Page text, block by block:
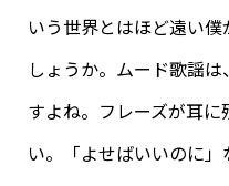
いう世界とはほど遠い
しょうか。ムード歌謡
すよね。フレーズが耳
い。「よせばいいのに